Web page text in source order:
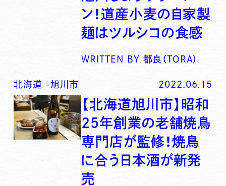
ン！道産小麦の自家製
麺はツルシコの食感
WRITTEN BY 都良（TORA)
北海道 -旭川市 2022.06.15
【北海道旭川市】昭和
25年創業の老舗焼鳥
専門店が監修！焼鳥
に合う日本酒が新発
売